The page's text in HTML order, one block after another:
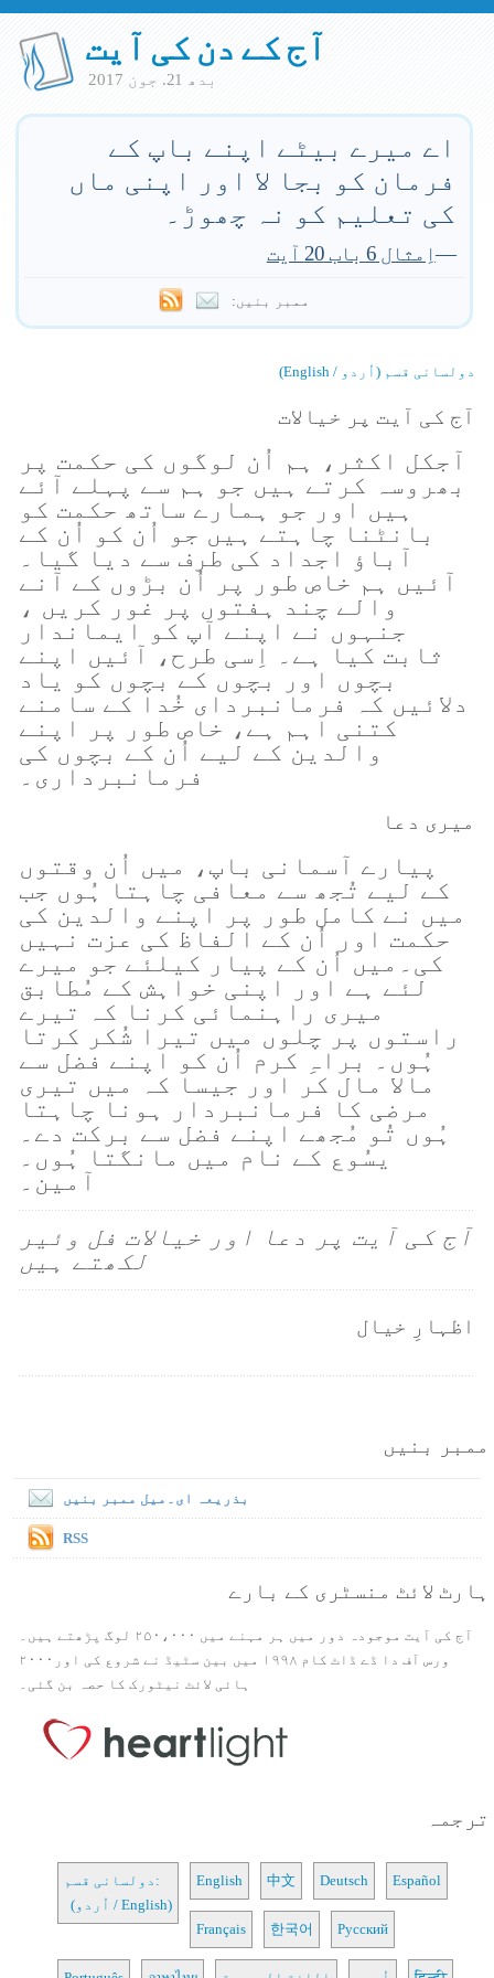
آج کے دن کی آیت
بدھ 21. جون 2017
اے میرے بیٹے اپنے باپ کے
فرمان کو بجا لا اور اپنی ماں
کی تعلیم کو نہ چھوڑ۔
—اِمثال 6 باب 20 آیت
ممبر بنیں:
دولسانی قسم (اُردو / English)
آج کی آیت پر خیالات
آجکل اکثر، ہم اُن لوگوں کی حکمت پر
بھروسہ کرتے ہیں جو ہم سے پہلے آئے
ہیں اور جو ہمارے ساتھ حکمت کو
بانٹنا چاہتے ہیں جو اُن کو اُن کے
آباؤ اجداد کی طرف سے دیا گیا۔
آئیں ہم خاص طور پر اُن بڑوں کے آنے
والے چند ہفتوں پر غور کریں ،
جنہوں نے اپنے آپ کو ایماندار
ثابت کیا ہے۔ اِسی طرح، آئیں اپنے
بچوں اور بچوں کے بچوں کو یاد
دلائیں کہ فرمانبردای خُدا کے سامنے
کتنی اہم ہے، خاص طور پر اپنے
والدین کے لیے اُن کے بچوں کی
فرمانبرداری۔
میری دعا
پیارے آسمانی باپ، میں اُن وقتوں
کے لیے تُجھ سے معافی چاہتا ہُوں جب
میں نے کامل طور پر اپنے والدین کی
حکمت اور اُن کے الفاظ کی عزت نہیں
کی۔میں اُن کے پیار کیلئے جو میرے
لئے ہے اور اپنی خواہش کے مُطابق
میری راہنمائی کرنا کہ تیرے
راستوں پر چلوں میں تیرا شُکر کرتا
ہُوں۔ براہِ کرم اُن کو اپنے فضل سے
مالا مال کر اور جیسا کہ میں تیری
مرضی کا فرمانبردار ہونا چاہتا
ہُوں تُو مُجھے اپنے فضل سے برکت دے۔
یسُوع کے نام میں مانگتا ہُوں۔
آمین۔
آج کی آیت پر دعا اور خیالات فل وئیر
لکھتے ہیں
اظہارِ خیال
ممبر بنیں
بذریعہ ای۔میل ممبر بنیں
RSS
ہارٹ لائٹ منسٹری کے بارے
آج کی آیت موجودہ دور میں ہر مہنے میں ۲۵۰،۰۰۰ لوگ پڑھتے ہیں۔
ورس آف دا ڈے ڈاٹ کام ۱۹۹۸ میں بین سٹیڈ نے شروع کی اور۲۰۰۰
ہائی لائٹ نیٹورک کا حصہ بن گئی۔
ترجمہ
دولسانی قسم:
(اُردو / English)
English 中文 Deutsch Español
Français 한국어 Русский